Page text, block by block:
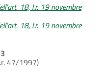
18, l.r. 19 novembre
18, l.r. 19 novembre
47/1997)